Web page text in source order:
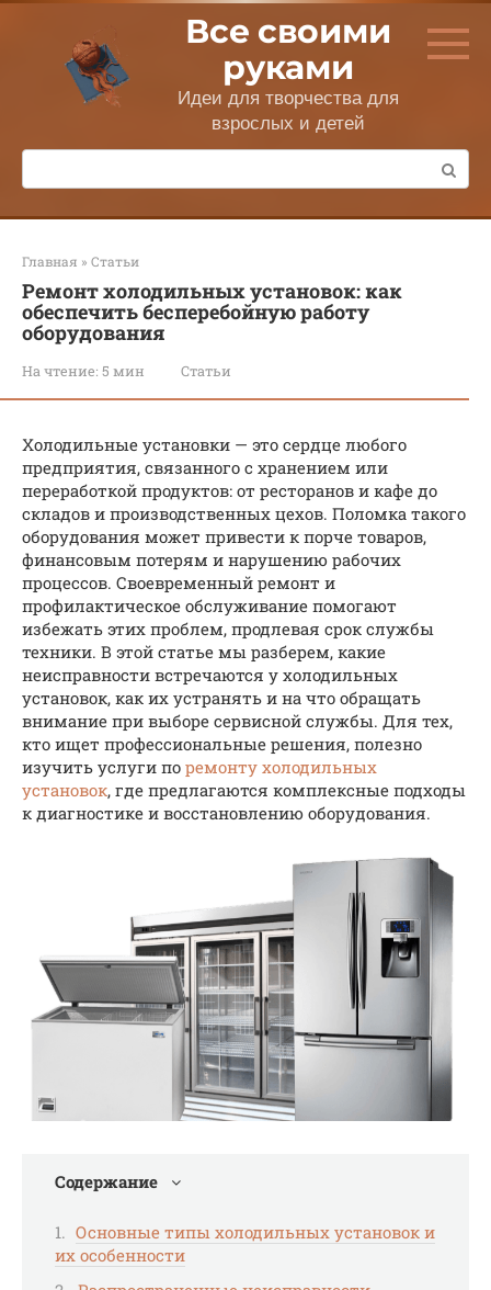
Перейти
контенту
Все своими
руками
Идеи для творчества для
взрослых и детей
Поиск:
Главная » Статьи
Ремонт холодильных установок: как
обеспечить бесперебойную работу
оборудования
На чтение: 5 мин Статьи
Холодильные установки — это сердце любого
предприятия, связанного с хранением или
переработкой продуктов: от ресторанов и кафе до
складов и производственных цехов. Поломка такого
оборудования может привести к порче товаров,
финансовым потерям и нарушению рабочих
процессов. Своевременный ремонт и
профилактическое обслуживание помогают
избежать этих проблем, продлевая срок службы
техники. В этой статье мы разберем, какие
неисправности встречаются у холодильных
установок, как их устранять и на что обращать
внимание при выборе сервисной службы. Для тех,
кто ищет профессиональные решения, полезно
изучить услуги по ремонту холодильных
установок, где предлагаются комплексные подходы
к диагностике и восстановлению оборудования.
Содержание
Основные типы холодильных установок и
их особенности